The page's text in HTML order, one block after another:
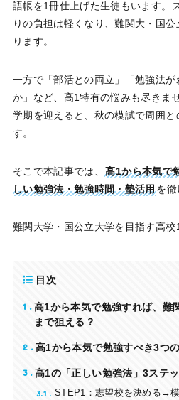
語帳を1冊仕上げた生徒もいます。
りの負担は軽くなり、難関大・国
ります。
一方で「部活との両立」「勉強法
か」など、高1特有の悩みも尽きま
学期を迎えると、秋の模試で周囲と
す。
そこで本記事では、 高1から本気で
しい勉強法・勉強時間・塾活用を徹
難関大学・国公立大学を目指す高校
目次
1
高1から本気で勉強すれば、難
まで狙える？
2 高1から本気で勉強すべき3つ
3 高1の「正しい勉強法」3ステ
3.1
STEP1：志望校を決める→